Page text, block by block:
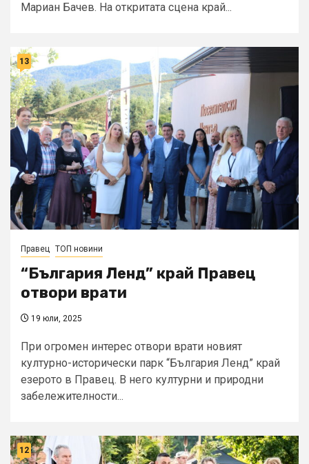
Мариан Бачев. На откритата сцена край...
13
Правец ТОП новини
“България Ленд” край Правец
отвори врати
19 юли, 2025
При огромен интерес отвори врати новият
културно-исторически парк “България Ленд” край
езерото в Правец. В него културни и природни
забележителности...
12